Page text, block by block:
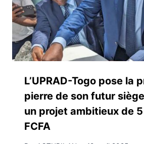
L’UPRAD-Togo pose la
pierre de son futur
un projet ambitieux de
FCFA